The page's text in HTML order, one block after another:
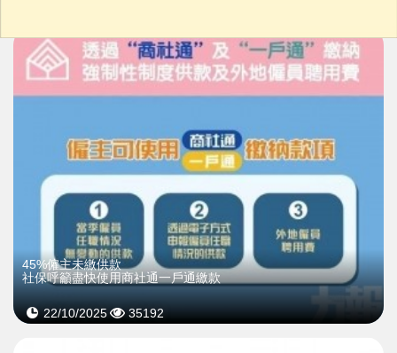
45%僱主未繳供款
社保呼籲盡快使用商社通一戶通繳款
22/10/2025 35192